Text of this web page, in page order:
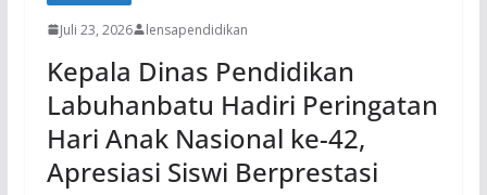
Juli 23, 2026 lensapendidikan
Kepala Dinas Pendidikan
Labuhanbatu Hadiri Peringatan
Hari Anak Nasional ke-42,
Apresiasi Siswi Berprestasi